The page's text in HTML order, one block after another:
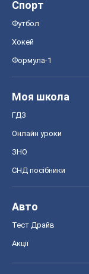
Спорт
Футбол
Хокей
Формула-1
Моя школа
ГДЗ
Онлайн уроки
ЗНО
СНД посібники
Авто
Тест Драйв
Акції